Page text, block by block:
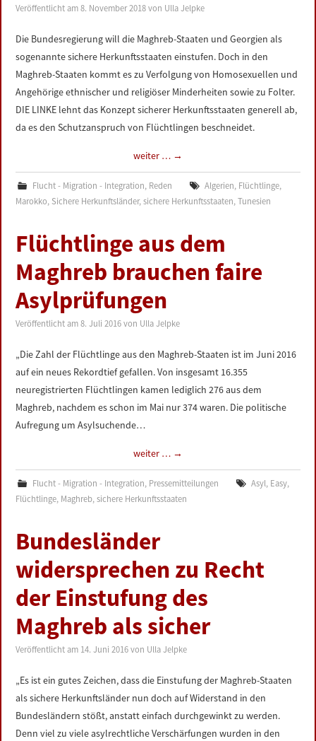
Veröffentlicht am8. November 2018 von Ulla Jelpke
Die Bundesregierung will die Maghreb-Staaten und Georgien als
sogenannte sichere Herkunftsstaaten einstufen. Doch in den
Maghreb-Staaten kommt es zu Verfolgung von Homosexuellen und
Angehörige ethnischer und religiöser Minderheiten sowie zu Folter.
DIE LINKE lehnt das Konzept sicherer Herkunftsstaaten generell ab,
da es den Schutzanspruch von Flüchtlingen beschneidet.
weiter … →
Flucht - Migration - Integration, Reden Algerien, Flüchtlinge,
Marokko, Sichere Herkunftsländer,sichere Herkunftsstaaten,Tunesien
Flüchtlinge aus dem
Maghreb brauchen faire
Asylprüfungen
Veröffentlicht am8. Juli 2016 von Ulla Jelpke
„Die Zahl der Flüchtlinge aus den Maghreb-Staaten ist im Juni 2016
auf ein neues Rekordtief gefallen. Von insgesamt 16.355
neuregistrierten Flüchtlingen kamen lediglich 276 aus dem
Maghreb, nachdem es schon im Mai nur 374 waren. Die politische
Aufregung um Asylsuchende…
weiter … →
Flucht - Migration - Integration, Pressemitteilungen Asyl, Easy,
Flüchtlinge, Maghreb,sichere Herkunftsstaaten
Bundesländer
widersprechen zu Recht
der Einstufung des
Maghreb als sicher
Veröffentlicht am 14. Juni 2016 von Ulla Jelpke
„Es ist ein gutes Zeichen, dass die Einstufung der Maghreb-Staaten
als sichere Herkunftsländer nun doch auf Widerstand in den
Bundesländern stößt, anstatt einfach durchgewinkt zu werden.
Denn viel zu viele asylrechtliche Verschärfungen wurden in den